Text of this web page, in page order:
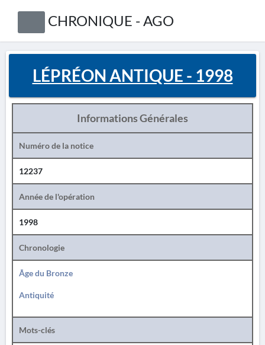
CHRONIQUE - AGO
LÉPRÉON ANTIQUE - 1998
Informations Générales
Numéro de la notice
12237
Année de l'opération
1998
Chronologie
Âge du Bronze
Antiquité
Mots-clés